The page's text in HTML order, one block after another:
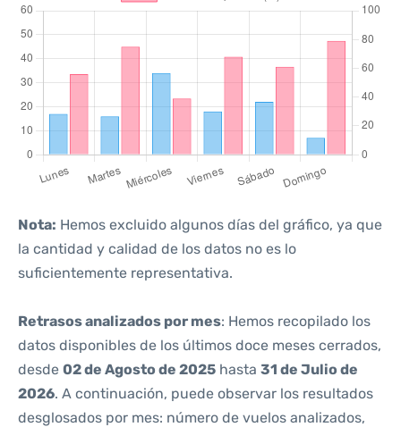
Nota: Hemos excluido algunos días del gráfico, ya que
la cantidad y calidad de los datos no es lo
suficientemente representativa.
Retrasos analizados por mes: Hemos recopilado los
datos disponibles de los últimos doce meses cerrados,
desde 02 de Agosto de 2025 hasta 31 de Julio de
2026. A continuación, puede observar los resultados
desglosados por mes: número de vuelos analizados,